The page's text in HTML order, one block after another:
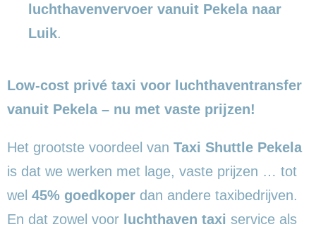
luchthavenvervoer vanuit Pekela naar
Luik.
Low-cost privé taxi voor luchthaventransfer
vanuit Pekela – nu met vaste prijzen!
Het grootste voordeel van Taxi Shuttle Pekela
is dat we werken met lage, vaste prijzen … tot
wel 45% goedkoper dan andere taxibedrijven.
En dat zowel voor luchthaven taxi service als